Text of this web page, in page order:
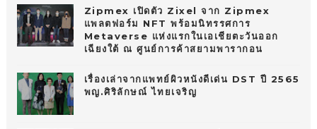
Zipmex เปิดตัว Zixel จาก Zipmex
แพลตฟอร์ม NFT พร้อมนิทรรศการ
Metaverse แห่งแรกในเอเชียตะวันออก
เฉียงใต้ ณ ศูนย์การค้าสยามพารากอน
เรื่องเล่าจากแพทย์ผิวหนังดีเด่น DST ปี 2565
พญ.ศิริลักษณ์ ไทยเจริญ